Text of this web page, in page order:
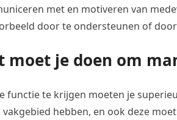
met en motiveren van
door te ondersteunen of
moet je doen om
functie te krijgen moeten je
vakgebied hebben, en ook deze